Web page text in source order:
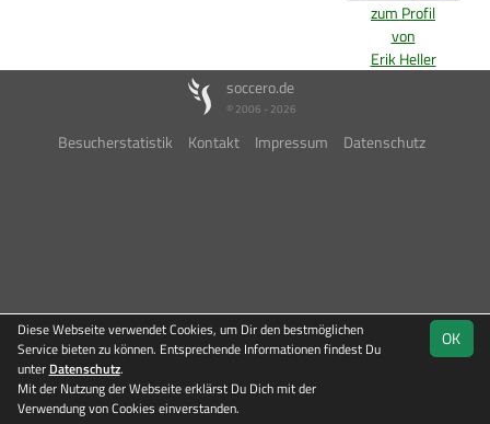
zum Profil
von
Erik Heller
soccero.de
© 2006 - 2026
Besucherstatistik Kontakt Impressum Datenschutz
OK
Diese Webseite verwendet Cookies, um Dir den bestmöglichen
Service bieten zu können. Entsprechende Informationen findest Du
unter Datenschutz.
Mit der Nutzung der Webseite erklärst Du Dich mit der
Verwendung von Cookies einverstanden.